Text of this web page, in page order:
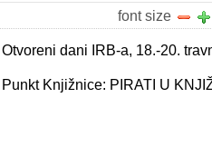
font size
Otvoreni dani IRB-a, 18.-20.
Punkt Knjižnice: PIRATI U